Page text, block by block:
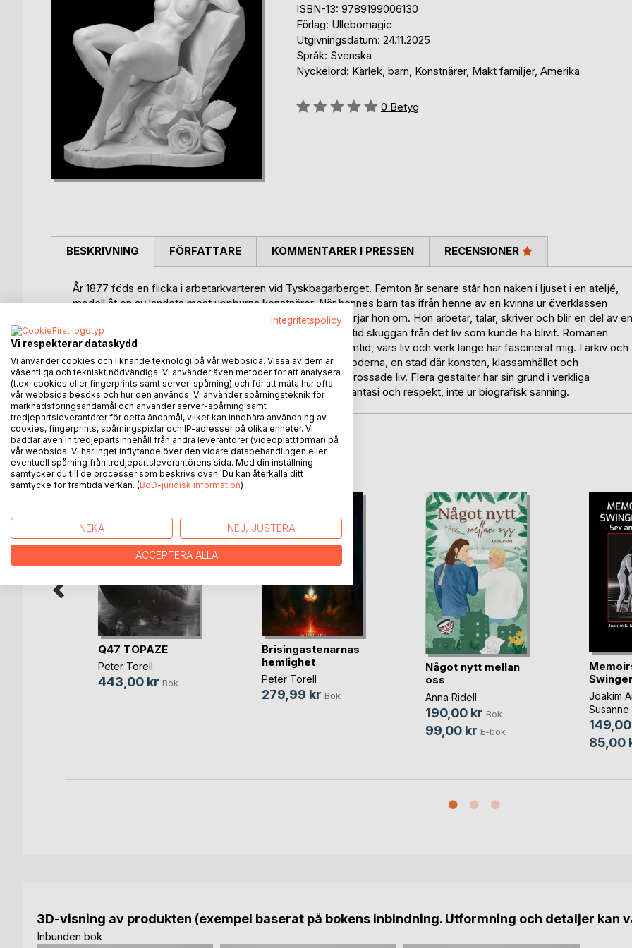
ISBN-13: 9789199006130
Förlag: Ullebomagic
Utgivningsdatum: 24.11.2025
Språk: Svenska
Nyckelord: Kärlek, barn, Konstnärer, Makt familjer, Amerika
Betyg::
0 Betyg
BESKRIVNING
År 1877 föds en flicka i arbetarkvarteren vid Tyskbagarberget. Femton år senare står hon naken i ljuset i en ateljé,
modell åt en av landets mest uppburna konstnärer. När hennes barn tas ifrån henne av en kvinna ur överklassen
tvingas hon lämna Sverige och allt hon älskar. I Amerika börjar hon om. Hon arbetar, talar, skriver och blir en del av en
rörelse som vill förändra världen. Men inom henne finns alltid skuggan från det liv som kunde ha blivit. Romanen
hämtar sin inspiration från konstnären Per Hasselbergs samtid, vars liv och verk länge har fascinerat mig. I arkiv och
biografier har jag mött ett Stockholm på tröskeln till det moderna, en stad där konsten, klassamhället och
kvinnokroppen korsades på sätt som både formade och krossade liv. Flera gestalter har sin grund i verkliga
personer, men alla är fiktionaliserade tolkningar, födda ur fantasi och respekt, inte ur biografisk sanning.
FÖRFATTARE KOMMENTARER I PRESSEN RECENSIONER
ANDRA TITLAR HOSBoD
Q47 TOPAZE
Peter Torell
443,00 kr Bok
Brisingastenarnas
hemlighet
Peter Torell
279,99 kr Bok
Något nytt mellan
oss
Anna Ridell
190,00 kr Bok
99,00 kr E-bok
Joakim
85,00
3D-visning av produkten (exempel baserat på bokens inbindning. Utformning och detaljer kan
Inbunden bok
Integritetspolicy
Vi respekterar dataskydd
Vi använder cookies och liknande teknologi på vår webbsida. Vissa av dem är
väsentliga och tekniskt nödvändiga. Vi använder även metoder för att analysera
(t.ex. cookies eller fingerprints samt server-spårning) och för att mäta hur ofta
vår webbsida besöks och hur den används. Vi använder spårningsteknik för
marknadsföringsändamål och använder server-spårning samt
tredjepartsleverantörer för detta ändamål, vilket kan innebära användning av
cookies, fingerprints, spårningspixlar och IP-adresser på olika enheter. Vi
bäddar även in tredjepartsinnehåll från andra leverantörer (videoplattformar) på
vår webbsida. Vi har inget inflytande över den vidare databehandlingen eller
eventuell spårning från tredjepartsleverantörens sida. Med din inställning
samtycker du till de processer som beskrivs ovan. Du kan återkalla ditt
samtycke för framtida verkan. (BoD-juridisk information)
NEKA NEJ, JUSTERA
ACCEPTERA ALLA